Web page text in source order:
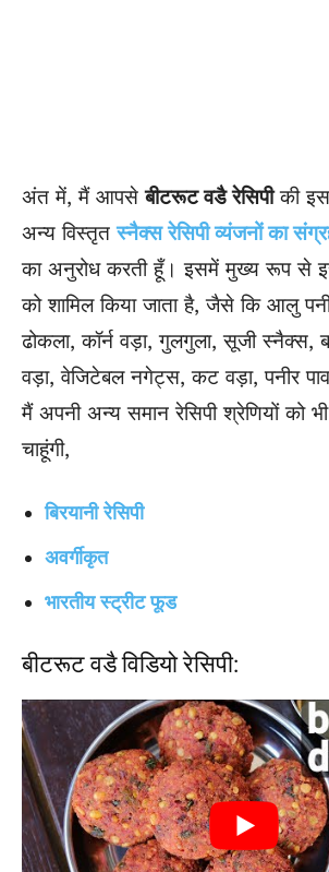
अंत में, मैं आपसेबीटरूट वडै रेसिपीकी
अन्य विस्तृतस्नैक्स रेसिपी व्यंजनों का
का अनुरोध करती हूँ। इसमें मुख्य रूप से
को शामिल किया जाता है, जैसे कि आलु
ढोकला, कॉर्न वड़ा, गुलगुला, सूजी स्नैक्स,
वड़ा, वेजिटेबल नगेट्स, कट वड़ा, पनीर
मैं अपनी अन्य समान रेसिपी श्रेणियों को
चाहूंगी,
बिरयानी रेसिपी
अवर्गीकृत
भारतीय स्ट्रीट फूड
बीटरूट वडै विडियो रेसिपी: